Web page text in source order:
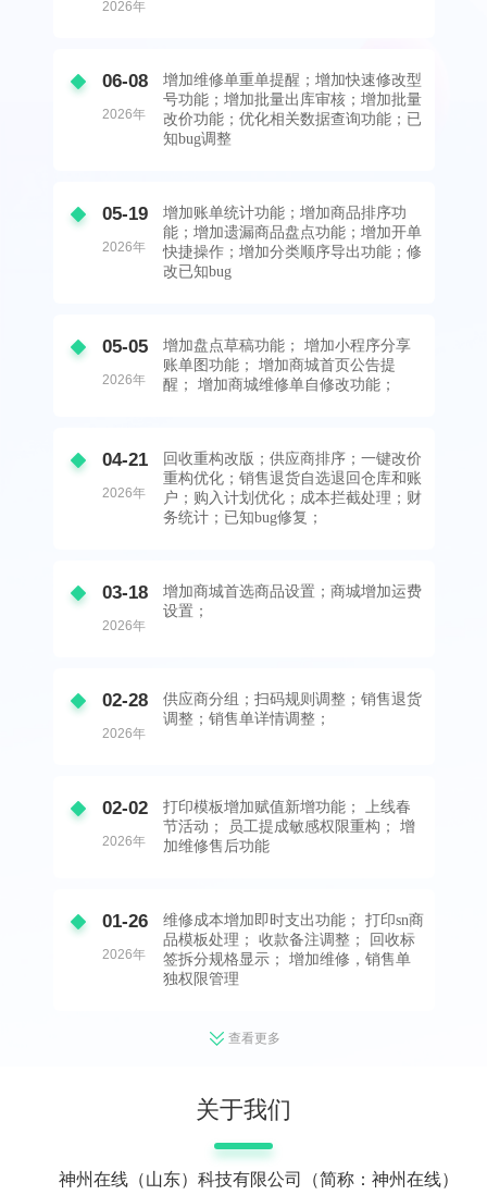
2026年
06-08
2026年
增加维修单重单提醒；增加快速修改型
号功能；增加批量出库审核；增加批量
改价功能；优化相关数据查询功能；已
知bug调整
05-19
2026年
增加账单统计功能；增加商品排序功
能；增加遗漏商品盘点功能；增加开单
快捷操作；增加分类顺序导出功能；修
改已知bug
05-05
2026年
增加盘点草稿功能； 增加小程序分享
账单图功能； 增加商城首页公告提
醒； 增加商城维修单自修改功能；
04-21
2026年
回收重构改版；供应商排序；一键改价
重构优化；销售退货自选退回仓库和账
户；购入计划优化；成本拦截处理；财
务统计；已知bug修复；
03-18
2026年
增加商城首选商品设置；商城增加运费
设置；
02-28
2026年
供应商分组；扫码规则调整；销售退货
调整；销售单详情调整；
02-02
2026年
打印模板增加赋值新增功能； 上线春
节活动； 员工提成敏感权限重构； 增
加维修售后功能
01-26
2026年
维修成本增加即时支出功能； 打印sn商
品模板处理； 收款备注调整； 回收标
签拆分规格显示； 增加维修，销售单
独权限管理
查看更多
关于我们
神州在线（山东）科技有限公司（简称：神州在线）